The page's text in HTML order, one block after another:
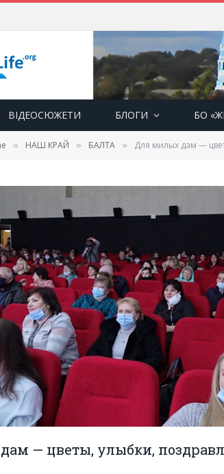
ВІДЕОСЮЖЕТИ БЛОГИ БО
» НАШ КРАЙ » БАЛТА » Для милых дам —
— цветы, улыбки,